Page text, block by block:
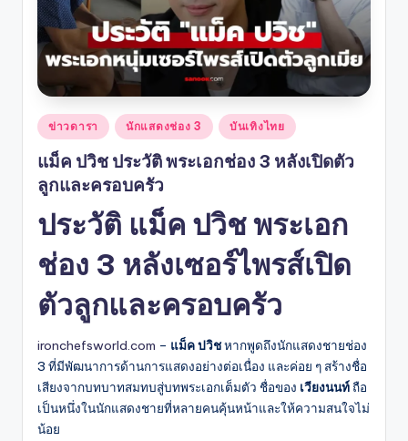
Posted
in
ข่าวดารา นักแสดงช่อง 3 บันเทิงไทย
แม็ค ปวิช ประวัติ พระเอกช่อง 3 หลังเปิดตัว
ลูกและครอบครัว
ประวัติ แม็ค ปวิช พระเอก
ช่อง 3 หลังเซอร์ไพรส์เปิด
ตัวลูกและครอบครัว
ironchefsworld.com – แม็ค ปวิชหากพูดถึงนักแสดงชายช่อง
3 ที่มีพัฒนาการด้านการแสดงอย่างต่อเนื่อง และค่อย ๆ สร้างชื่อ
เสียงจากบทบาทสมทบสู่บทพระเอกเต็มตัว ชื่อของ เวียงนนท์ถือ
เป็นหนึ่งในนักแสดงชายที่หลายคนคุ้นหน้าและให้ความสนใจไม่
น้อย